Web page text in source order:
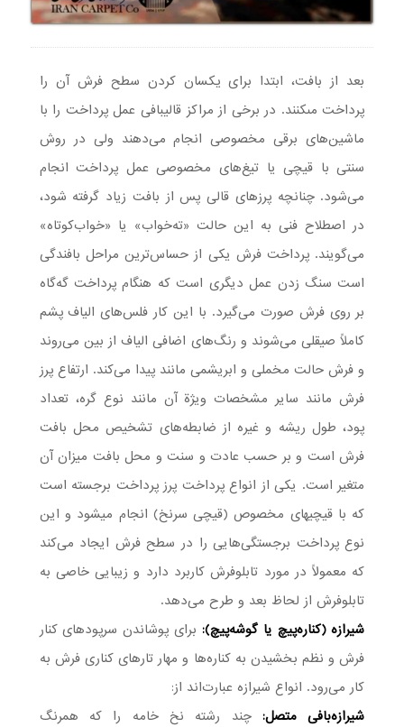
بعد از بافت، ابتدا براى يکسان کردن سطح فرش آن را
پرداخت مىکنند. در برخی از مراکز قالیبافی عمل پرداخت را با
ماشین‌های برقی مخصوصی انجام می‌دهند ولی در روش
سنتی با قیچی یا تیغ‌های مخصوصی عمل پرداخت انجام
می‌شود. چنانچه پرزهای قالی پس از بافت زیاد گرفته شود،
در اصطلاح فنی به این حالت «ته‌خواب» یا «خواب‌کوتاه»
می‌گویند. پرداخت فرش یکی از حساس‌ترین مراحل بافندگی
است سنگ زدن عمل دیگری است که هنگام پرداخت گه‌گاه
بر روی فرش صورت می‌گیرد. با این کار فلس‌های الیاف پشم
کاملاً صیقلی می‌شوند و رنگ‌های اضافی الیاف از بین می‌روند
و فرش حالت مخملی و ابریشمی مانند پیدا می‌کند. ارتفاع پرز
فرش مانند سایر مشخصات ویژة آن مانند نوع گره، تعداد
پود، طول ریشه و غیره از ضابطه‌های تشخیص محل بافت
فرش است و بر حسب عادت و سنت و محل بافت میزان آن
متغیر است. یکی از انواع پرداخت پرز پرداخت برجسته است
که با قیچیهای مخصوص (قیچی سرنخ) انجام میشود و این
نوع پرداخت برجستگی‌هایی را در سطح فرش ایجاد می‌کند
که معمولاً در مورد تابلوفرش کاربرد دارد و زیبایی خاصی به
تابلوفرش از لحاظ بعد و طرح می‌دهد.
شیرازه (كناره‌پيچ یا گوشه‌پیچ): برای پوشاندن سرپودهای كنار
فرش و نظم بخشیدن به كناره‌ها و مهار تارهای كناری فرش به
كار می‌رود. انواع شیرازه عبارت‌اند از:
شیرازه‌‌بافی متصل:چند رشته نخ خامه را كه همرنگ